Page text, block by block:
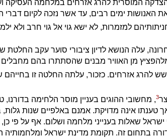
המוסרית להרג אזרחים במלחמה העסיקה
האנושות ימים רבים, עד אשר נזכה לקיום דברי
למזמרות, לא ישא גוי אל גוי חרב ולא
עלה הנושא לדיון ציבורי סוער עקב החלטת
מן האוויר מבנים שהסתתרו בהם
להרג אזרחים. כזכור, עלתה החלטה זו בחייהם
3, מחשובי ההוגים בעניין מוסר הלחימה בדורנו,
טענתו אינה מדויקת. אמנם באלפיים שנות גלות,
שאלות בענייני מלחמה ושלום. אף על פי כן,
בתחום זה. תקומת מדינת ישראל ומלחמותיה